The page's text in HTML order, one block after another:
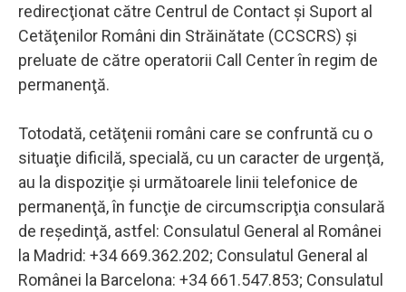
redirecţionat către Centrul de Contact şi Suport al
Cetăţenilor Români din Străinătate (CCSCRS) şi
preluate de către operatorii Call Center în regim de
permanenţă.
Totodată, cetăţenii români care se confruntă cu o
situaţie dificilă, specială, cu un caracter de urgenţă,
au la dispoziţie şi următoarele linii telefonice de
permanenţă, în funcţie de circumscripţia consulară
de reşedinţă, astfel: Consulatul General al Românei
la Madrid: +34 669.362.202; Consulatul General al
Românei la Barcelona: +34 661.547.853; Consulatul